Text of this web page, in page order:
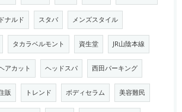
ナルド スタバ メンズスタイル
タカラベルモント 資生堂 JR山陰本線
アカット ヘッドスパ 西田パーキング
販 トレンド ボディセラム 美容難民